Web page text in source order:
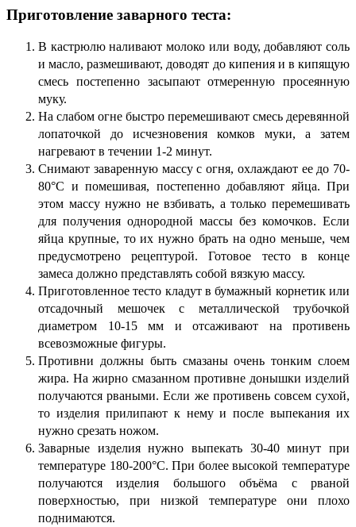
Приготовление заварного теста:
В кастрюлю наливают молоко или воду, добавляют соль
и масло, размешивают, доводят до кипения и в кипящую
смесь постепенно засыпают отмеренную просеянную
муку.
На слабом огне быстро перемешивают смесь деревянной
лопаточкой до исчезновения комков муки, а затем
нагревают в течении 1-2 минут.
Снимают заваренную массу с огня, охлаждают ее до 70-
80°С и помешивая, постепенно добавляют яйца. При
этом массу нужно не взбивать, а только перемешивать
для получения однородной массы без комочков. Если
яйца крупные, то их нужно брать на одно меньше, чем
предусмотрено рецептурой. Готовое тесто в конце
замеса должно представлять собой вязкую массу.
Приготовленное тесто кладут в бумажный корнетик или
отсадочный мешочек с металлической трубочкой
диаметром 10-15 мм и отсаживают на противень
всевозможные фигуры.
Противни должны быть смазаны очень тонким слоем
жира. На жирно смазанном противне донышки изделий
получаются рваными. Если же противень совсем сухой,
то изделия прилипают к нему и после выпекания их
нужно срезать ножом.
Заварные изделия нужно выпекать 30-40 минут при
температуре 180-200°С. При более высокой температуре
получаются изделия большого объёма с рваной
поверхностью, при низкой температуре они плохо
поднимаются.